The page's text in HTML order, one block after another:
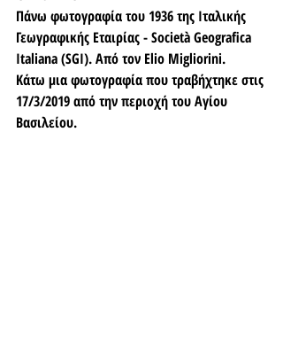
Πάνω φωτογραφία του 1936 της Ιταλικής
Γεωγραφικής Εταιρίας - Società Geografica
Italiana (SGI). Από τον Elio Migliorini.
Κάτω μια φωτογραφία που τραβήχτηκε στις
17/3/2019 από την περιοχή του Αγίου
Βασιλείου.